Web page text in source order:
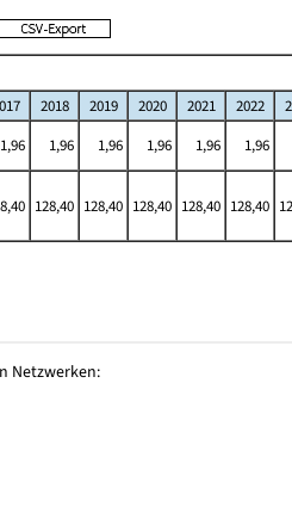
2018 2019 2020 2021 2022
1,96 1,96 1,96 1,96 1,96 1,96
128,40 128,40 128,40 128,40 128,40
Netzwerken: